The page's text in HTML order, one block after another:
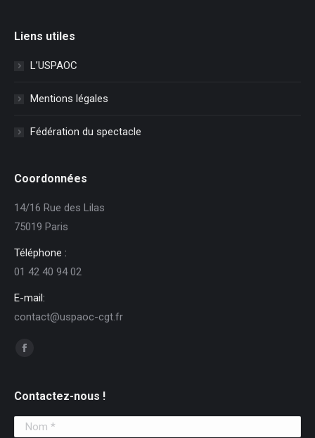
Liens utiles
L’USPAOC
Mentions légales
Fédération du spectacle
Coordonnées
14/16 Rue des Lilas
75019 Paris
Téléphone :
01 42 40 94 02
E-mail:
contact@uspaoc-cgt.fr
Trouvez nous sur :
Facebook
Contactez-nous !
Nom *